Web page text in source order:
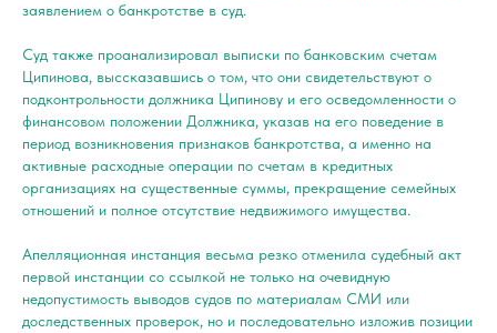
заявлением о банкротстве в суд.
Суд также проанализировал выписки по банковским счетам
Ципинова, выссказавшись о том, что они свидетельствуют о
подконтрольности должника Ципинову и его осведомленности о
финансовом положении Должника, указав на его поведение в
период возникновения признаков банкротства, а именно на
активные расходные операции по счетам в кредитных
организациях на существенные суммы, прекращение семейных
отношений и полное отсутствие недвижимого имущества.
Апелляционная инстанция весьма резко отменила судебный акт
первой инстанции со ссылкой не только на очевидную
недопустимость выводов судов по материалам СМИ или
доследственных проверок, но и последовательно изложив позиции